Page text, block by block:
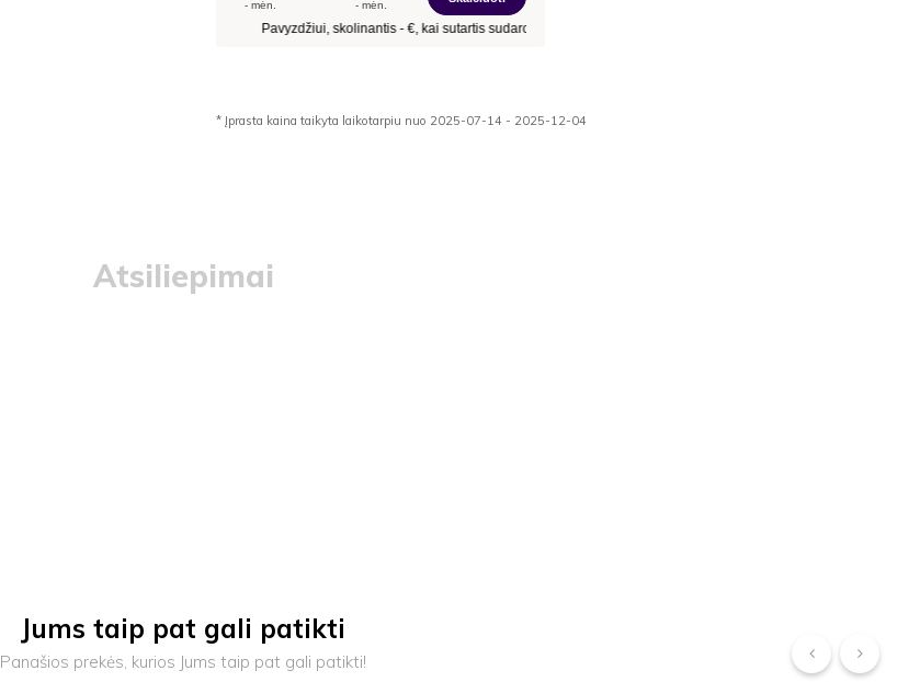
* Įprasta kaina taikyta laikotarpiu nuo 2025-07-14 - 2025-12-04
Atsiliepimai
Jums taip pat gali patikti
Panašios prekės, kurios Jums taip pat gali patikti!